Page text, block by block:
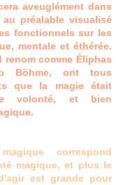
aveuglément dans
préalable visualisé
fonctionnels sur les
mentale et éthérée.
comme Éliphas
Böhme, ont tous
que la magie était
volonté, et bien
correspond
magique, et plus le
est grande pour